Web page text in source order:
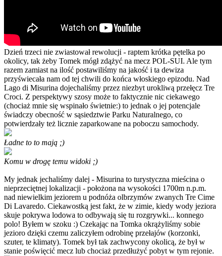
Dzień trzeci nie zwiastował rewolucji - raptem krótka pętelka po
okolicy, tak żeby Tomek mógł zdążyć na mecz POL-SUI. Ale tym
razem zamiast na ilość postawiliśmy na jakość i ta dewiza
przyświecała nam od tej chwili do końca włoskiego epizodu. Nad
Lago di Misurina dojechaliśmy przez niezbyt urokliwą przełęcz Tre
Croci. Z perspektywy szosy może to faktycznie nic ciekawego
(chociaż mnie się wspinało świetnie:) to jednak o jej potencjale
świadczy obecność w sąsiedztwie Parku Naturalnego, co
potwierdzały też licznie zaparkowane na poboczu samochody.
Ładne to to mają ;)
Komu w drogę temu widoki ;)
My jednak jechaliśmy dalej - Misurina to turystyczna mieścina o
nieprzeciętnej lokalizacji - położona na wysokości 1700m n.p.m.
nad niewielkim jeziorem u podnóża olbrzymów zwanych Tre Cime
Di Lavaredo. Ciekawostką jest fakt, że w zimie, kiedy wody jeziora
skuje pokrywa lodowa to odbywają się tu rozgrywki... konnego
polo! Byłem w szoku :) Czekając na Tomka okrążyliśmy sobie
jezioro dzięki czemu zaliczyłem odrobinę przełajów (korzonki,
szuter, te klimaty). Tomek był tak zachwycony okolicą, że był w
stanie poświęcić mecz lub chociaż przedłużyć pobyt w tym rejonie.